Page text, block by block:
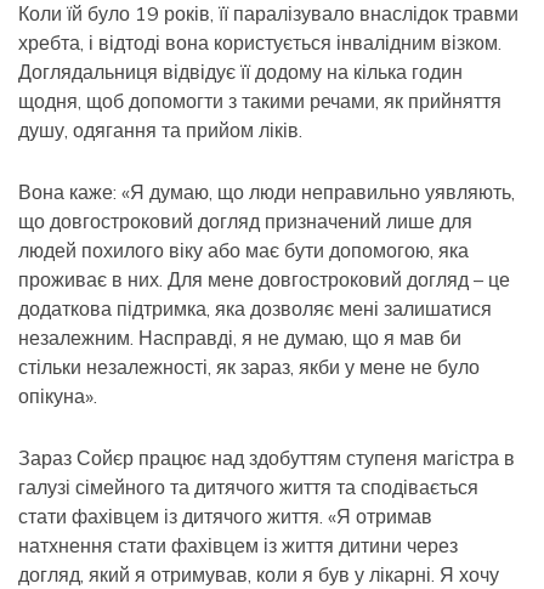
Коли їй було 19 років, її паралізувало внаслідок травми
хребта, і відтоді вона користується інвалідним візком.
Доглядальниця відвідує її додому на кілька годин
щодня, щоб допомогти з такими речами, як прийняття
душу, одягання та прийом ліків.
Вона каже: «Я думаю, що люди неправильно уявляють,
що довгостроковий догляд призначений лише для
людей похилого віку або має бути допомогою, яка
проживає в них. Для мене довгостроковий догляд – це
додаткова підтримка, яка дозволяє мені залишатися
незалежним. Насправді, я не думаю, що я мав би
стільки незалежності, як зараз, якби у мене не було
опікуна».
Зараз Сойєр працює над здобуттям ступеня магістра в
галузі сімейного та дитячого життя та сподівається
стати фахівцем із дитячого життя. «Я отримав
натхнення стати фахівцем із життя дитини через
догляд, який я отримував, коли я був у лікарні. Я хочу